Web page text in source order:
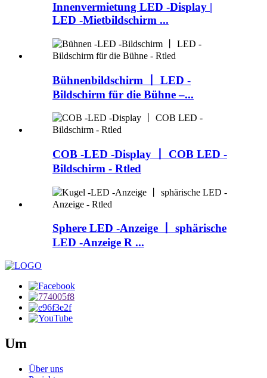
Innenvermietung LED -Display |
LED -Mietbildschirm ...
Bühnenbildschirm 丨 LED -
Bildschirm für die Bühne –...
COB -LED -Display 丨 COB LED -
Bildschirm - Rtled
Sphere LED -Anzeige 丨 sphärische
LED -Anzeige R ...
Um
Über uns